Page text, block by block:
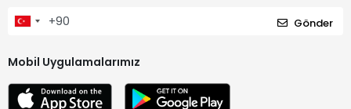
Gönder
Mobil Uygulamalarımız